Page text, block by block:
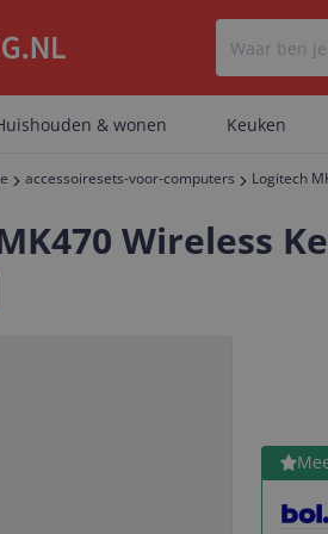
& wonen Keuken
accessoiresets-voor-computers Logitech
Wireless
Bekijk